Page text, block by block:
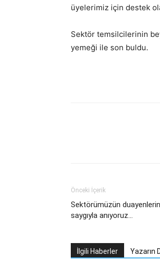
üyelerimiz için destek
Sektör temsilcilerinin
yemeği ile son buldu.
Önceki İçerik
Sektörümüzün
saygıyla anıyoruz…
İlgili Haberler Yazarın